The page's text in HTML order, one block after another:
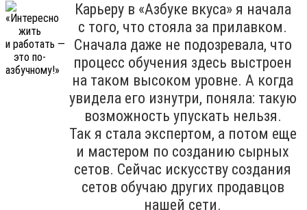
Карьеру в «Азбуке вкуса» я начала
с того, что стояла за прилавком.
Сначала даже не подозревала, что
процесс обучения здесь выстроен
на таком высоком уровне. А когда
увидела его изнутри, поняла: такую
возможность упускать нельзя.
Так я стала экспертом, а потом еще
и мастером по созданию сырных
сетов. Сейчас искусству создания
сетов обучаю других продавцов
нашей сети.